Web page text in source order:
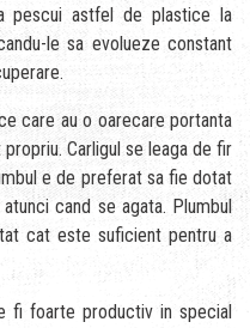
pescui astfel de plastice la
le sa evolueze constant
care au o oarecare portanta
Carligul se leaga de fir
e de preferat sa fie dotat
cand se agata. Plumbul
cat este suficient pentru a
fi foarte productiv in special